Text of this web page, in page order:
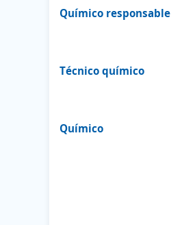
Químico responsable
Técnico químico
Químico